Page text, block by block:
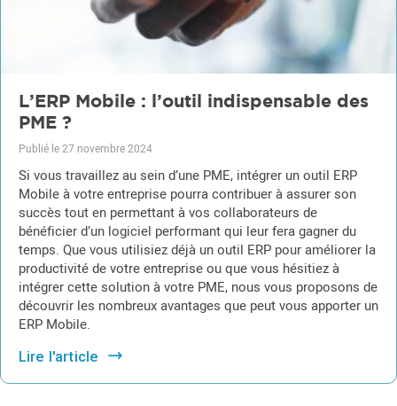
L’ERP Mobile : l’outil indispensable des
PME ?
Publié le 27 novembre 2024
Si vous travaillez au sein d’une PME, intégrer un outil ERP
Mobile à votre entreprise pourra contribuer à assurer son
succès tout en permettant à vos collaborateurs de
bénéficier d’un logiciel performant qui leur fera gagner du
temps. Que vous utilisiez déjà un outil ERP pour améliorer la
productivité de votre entreprise ou que vous hésitiez à
intégrer cette solution à votre PME, nous vous proposons de
découvrir les nombreux avantages que peut vous apporter un
ERP Mobile.
Lire l'article